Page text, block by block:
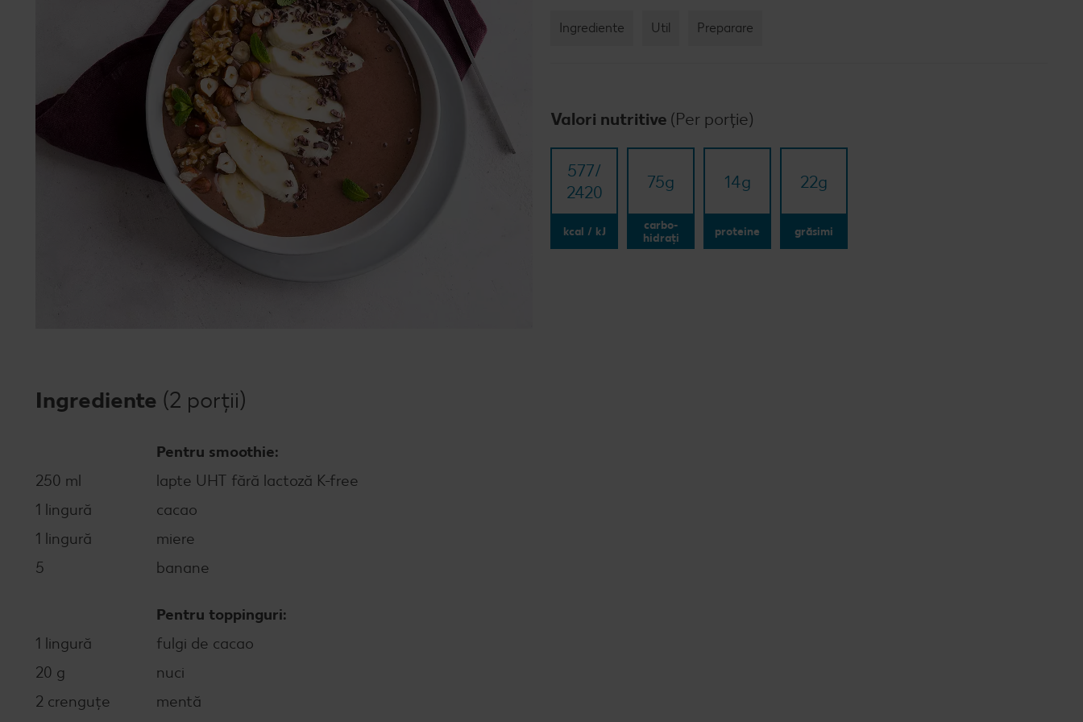
Ingrediente Util Preparare
Valori nutritive (Per porție)
577/​
2420
kcal / kJ
75g
carbo-
hidrați
14g
proteine
22g
grăsimi
Ingrediente (2 porții)
Pentru smoothie:
250 ml
lapte UHT fără lactoză K-free
1 lingură
cacao
1 lingură
miere
5
banane
Pentru toppinguri:
1 lingură
fulgi de cacao
20 g
nuci
2 crenguțe
mentă